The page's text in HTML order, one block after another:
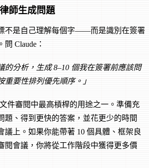
師生成問題
不是自己理解每個字——而是識別在簽署
Claude：
的分析，生成 8–10 個我在簽署前應該問
重要性排列優先順序。」
件審閱中最高槓桿的用途之一。準備充
題、得到更快的答案，並花更少的時間
議上。如果你能帶著 10 個具體、框架良
閱會議，你將從工作階段中獲得更多價